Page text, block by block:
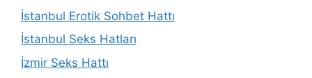
İstanbul Erotik Sohbet Hattı
İstanbul Seks Hatları
İzmir Seks Hattı